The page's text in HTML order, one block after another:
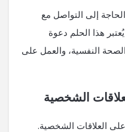
إلى التواصل مع
هذا الحلم دعوة
النفسية، والعمل على
الشخصية
العلاقات الشخصية.